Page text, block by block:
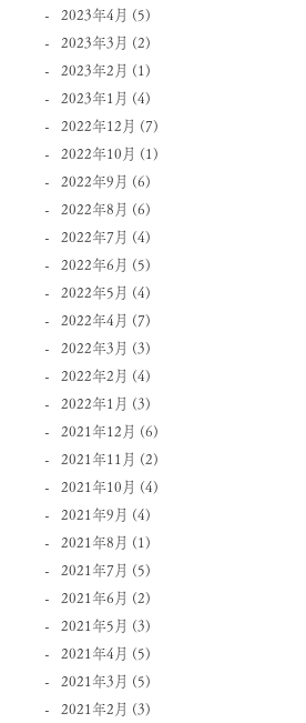
2023年4月 (5)
2023年3月 (2)
2023年2月 (1)
2023年1月 (4)
2022年12月 (7)
2022年10月 (1)
2022年9月 (6)
2022年8月 (6)
2022年7月 (4)
2022年6月 (5)
2022年5月 (4)
2022年4月 (7)
2022年3月 (3)
2022年2月 (4)
2022年1月 (3)
2021年12月 (6)
2021年11月 (2)
2021年10月 (4)
2021年9月 (4)
2021年8月 (1)
2021年7月 (5)
2021年6月 (2)
2021年5月 (3)
2021年4月 (5)
2021年3月 (5)
2021年2月 (3)